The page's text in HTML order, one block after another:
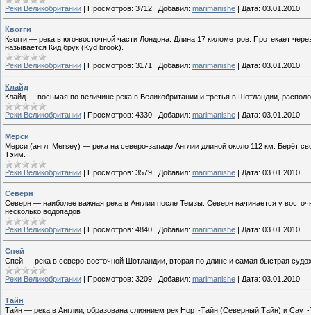
Реки Великобритании | Просмотров: 3712 | Добавил: marimanishe | Дата: 03.01.2010
Квогги
Квогги — река в юго-восточной части Лондона. Длина 17 километров. Протекает
называется Кид брук (Kyd brook).
Реки Великобритании Просмотров: 3171 Добавил: marimanishe Дата: 03.01.2010
Клайд
Клайд — восьмая по величине река в Великобритании и третья в Шотландии,
Реки Великобритании | Просмотров: 4330 | Добавил: marimanishe | Дата: 03.01.2010
Мерси
Мерси (англ. Mersey) — река на северо-западе Англии длиной около 112 км. Берёт
Тэйм.
Реки Великобритании | Просмотров: 3579 | Добавил: marimanishe | Дата: 03.01.2010
Северн
Северн — наиболее важная река в Англии после Темзы. Северн начинается у
несколько водопадов
Реки Великобритании Просмотров: 4840 Добавил: marimanishe Дата: 03.01.2010
Спей
Спей — река в северо-восточной Шотландии, вторая по длине и самая быстрая
Реки Великобритании | Просмотров: 3209 | Добавил: marimanishe | Дата: 03.01.2010
Тайн
Тайн — река в Англии, образована слиянием рек Норт-Тайн (Северный Тайн) и